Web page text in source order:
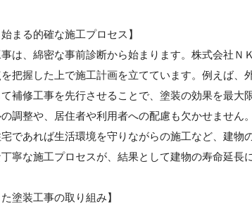
まる的確な施工プロセス】
は、綿密な事前診断から始まります。株式会社Ｎ
把握した上で施工計画を立てています。例えば、
補修工事を先行させることで、塗装の効果を最大
調整や、居住者や利用者への配慮も欠かせません
であれば生活環境を守りながらの施工など、建物
寧な施工プロセスが、結果として建物の寿命延長
塗装工事の取り組み】